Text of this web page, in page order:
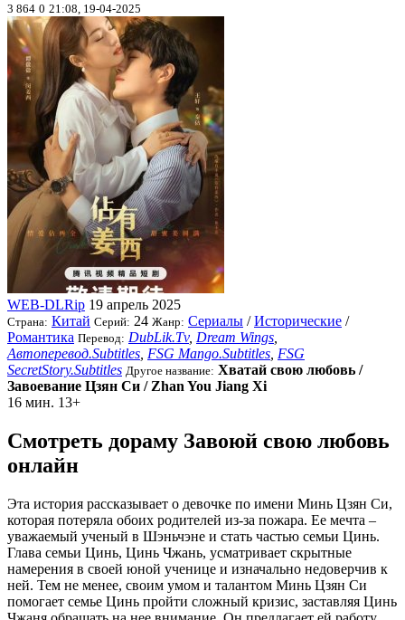
3 864 0 21:08, 19-04-2025
WEB-DLRip 19 апрель 2025
Страна: Китай Серий: 24 Жанр: Сериалы /Исторические /
Романтика Перевод: DubLik.Tv, Dream Wings
Автоперевод.Subtitles FSG Mango.Subtitles FSG
SecretStory.Subtitles Другое название: Хватай свою любовь /
Завоевание Цзян Cи / Zhan You Jiang Xi
16 мин. 13+
Смотреть дораму Завоюй свою любовь
онлайн
Эта история рассказывает о девочке по имени Минь Цзян Си,
которая потеряла обоих родителей из-за пожара. Ее мечта –
уважаемый ученый в Шэньчэне и стать частью семьи Цинь.
Глава семьи Цинь, Цинь Чжань, усматривает скрытные
намерения в своей юной ученице и изначально недоверчив к
ней. Тем не менее, своим умом и талантом Минь Цзян Си
помогает семье Цинь пройти сложный кризис, заставляя Цинь